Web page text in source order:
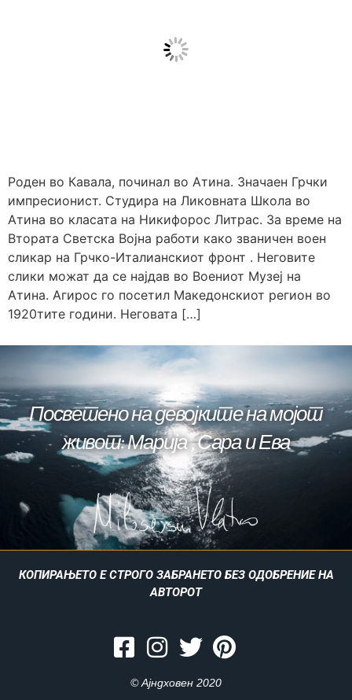
Роден во Кавала, починал во Атина. Значаен Грчки
импресионист. Студира на Ликовната Школа во
Атина во класата на Никифорос Литрас. За време на
Втората Светска Војна работи како званичен воен
сликар на Грчко-Италианскиот фронт . Неговите
слики можат да се најдав во Воениот Музеј на
Атина. Агирос го посетил Македонскиот регион во
1920тите години. Неговата […]
Посветено на девојките на мојот
живот: Марија , Сара и Ева
КОПИРАЊЕТО Е СТРОГО ЗАБРАНЕТО БЕЗ ОДОБРЕНИЕ НА
АВТОРОТ
© Ајндховен 2020